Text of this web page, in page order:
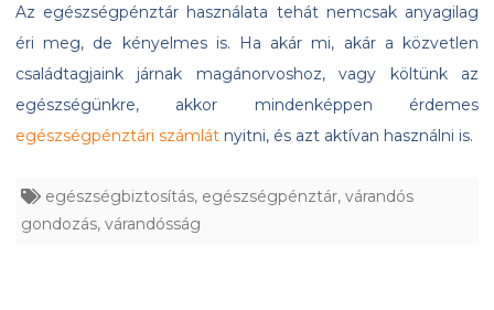
Az egészségpénztár használata tehát nemcsak anyagilag
éri meg, de kényelmes is. Ha akár mi, akár a közvetlen
családtagjaink járnak magánorvoshoz, vagy költünk az
egészségünkre, akkor mindenképpen érdemes
egészségpénztári számlát nyitni, és azt aktívan használni is.
egészségbiztosítás, egészségpénztár, várandós
gondozás, várandósság